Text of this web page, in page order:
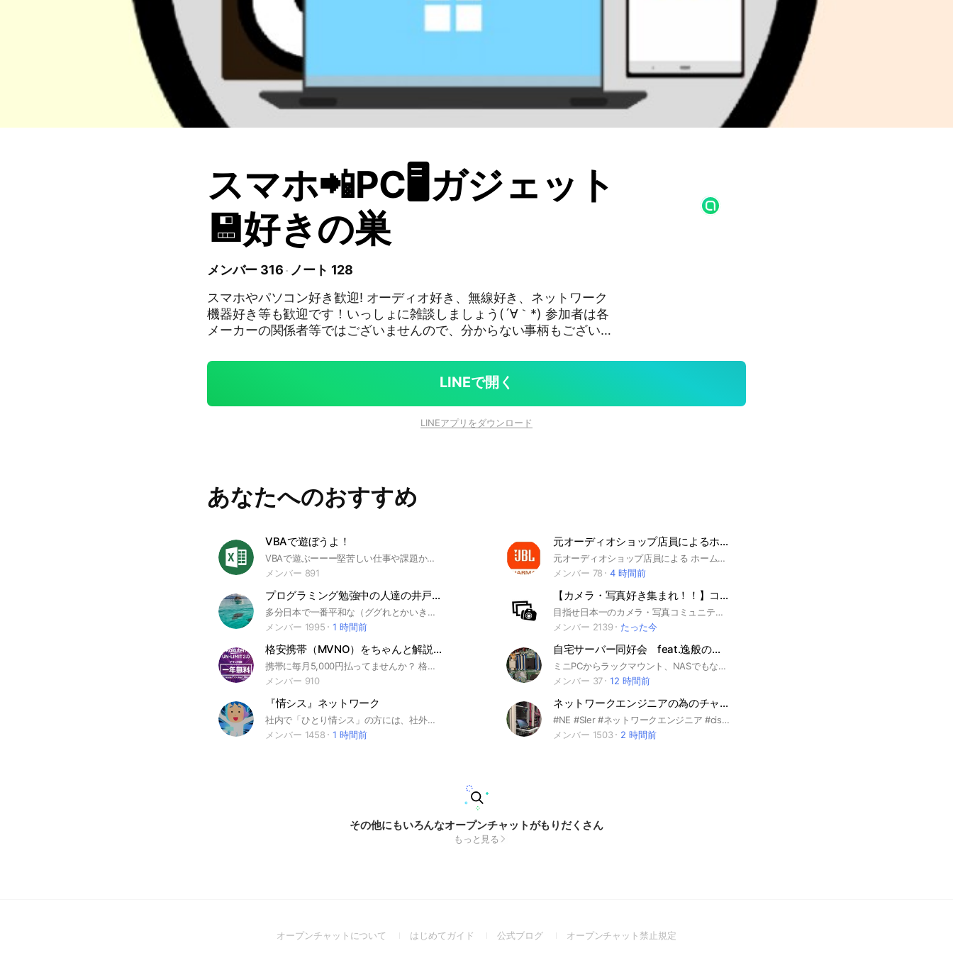
スマホ📲PC🖥ガジェット
💾好きの巣
メンバー 316
ノート 128
スマホやパソコン好き歓迎! オーディオ好き、無線好き、ネットワーク
機器好き等も歓迎です！いっしょに雑談しましょう(´∀｀*) 参加者は各
メーカーの関係者等ではございませんので、分からない事柄もございま
C, SHARP, HUAWEI, Apple, Lenovo, KYOCERA, ELECOM, I-O DATA, A
SUSTek, msi, GIGABYTE, BIOSTAR, ESSENCORE KLEVV, DAISO, FUJI
ikon, Canon, SONY, PENTAX, RICOH, FUJIFILM, EPSON, Brother, TO
obe, KYORITSU, HIOKI, HOZAN, ENGINEER, OWON, Aichi Tokei Denk
i, iCOM, ALINCO, YAESU, Motorola Solutions, DiamondAntenna, DX A
LINEで開く
LINEアプリをダウンロード
あなたへのおすすめ
VBAで遊ぼうよ！
VBAで遊ぶーーー堅苦しい仕事や課題から離れた趣味の世界。 Officeを万能に趣味としてVBAを楽しむ人のためのチャット。 マニアックな議論や検証・VBA作品コンテスト等をやってます。 いつの時代も遊び心は忘れずに。
メンバー 891
元オーディオショップ店員によるホームオーディオ専門チャット
元オーディオショップ店員による ホームオーディオ専門チャットです。エントリーからハイエンドまで、お時間のある方どうぞ！ ※大変申し訳ありませんが、ポータブルオーディオ専門の方は入室ご遠慮ください。
メンバー 78
4 時間前
プログラミング勉強中の人達の井戸端会議
多分日本で一番平和な（ググれとかいきなり言われない）IT業界の中の人（社長・エンジニア・人事）も参加している、プログラミングを勉強している人向けの井戸端会議場です。 参加される方や質問をされる際には最初にアナウンスに書かれているオープンチャットのルールをご一読くださいm(_ _)m https://www.notion.so/18de5148c5924d5a977cbf947c1656d7
メンバー 1995
1 時間前
【カメラ・写真好き集まれ！！】コミュニティ
目指せ日本一のカメラ・写真コミュニティ！！ Canon／キヤノン／キャノン／Nikon／ニコン／SONY／ソニー／FUJIFILM／富士フィルム／LUMIX／ルミックス／OLYMPUS／オリンパス／PENTAX／ペンタックス／RICOH／リコー／GoPro／一眼レフ／ミラーレス／デジカメ／フィルムカメラ／オールドレンズ／カメラマン／風景／夜景／ポートレート／写真展／個展／展示 北海道／青森／岩手／宮城／秋田／山形／福島／茨城／栃木／群馬／埼玉／千葉／東京／神奈川／新潟／富山／石川／福井／山梨／長野／岐阜／静岡／愛知／三重／滋賀／京都／大阪／兵庫／奈良／和歌山／鳥取／島根／岡山／広島／山口／徳島／香川／愛媛／高知／福岡／佐賀／長崎／熊本／大分／宮崎／鹿児島／沖縄
メンバー 2139
たった今
格安携帯（MVNO）をちゃんと解説する人がいるオープンチャット
携帯に毎月5,000円払ってませんか？ 格安携帯に変えれば、誰でも毎月2,000円台には抑えられます。工夫すれば0円も？！ ちゃんと解説する人がいるので、初めての方でもなんでも聞いてください。 アンリミット #LINEモバイル #楽天モバイル #格安SIM #MVNO #解説します #楽天
メンバー 910
自宅サーバー同好会 feat.逸般の誤家庭
ミニPCからラックマウント、NASでもなんでも様々なジャンルのサーバーを自宅に置いてる方の為のオープンチャットです。 PC関連のお話も勿論OKです！ 初心者から上級者まで誰でも歓迎します。皆で知識を共有しましょう！ 私自身も初心者ですので、宜しくお願い致します。 #サーバー #パソコン #ラックマウントサーバー #初心者 #逸般の誤家庭 #自作PC
メンバー 37
12 時間前
『情シス』ネットワーク
社内で「ひとり情シス」の方には、社外の味方が必要！情シス、コーポレートエンジニア、社内SEでなくても、総務でも全然OK！困った時に助け合える場です。 情報システム、社内SE、コーポレートエンジニア、インフラエンジニア、クラウドエンジニア、システムエンジニア、情報セキュリティ担当、システムインテグレーター（SIer）、IT業界で生きる人、管理部門、効率化、IT分野の勉強…など。 お気軽にどうぞ。
メンバー 1458
1 時間前
ネットワークエンジニアの為のチャット
#NE #SIer #ネットワークエンジニア #cisco #CCNA #CCNP #Juniper #Nexus #ネットワークスペシャリスト
メンバー 1503
2 時間前
その他にもいろんなオープンチャットがもりだくさん
もっと見る
オープンチャットについて
(Openはじめてガイド
(Open公式ブログ
(Openオープンチャット禁止規定(Open